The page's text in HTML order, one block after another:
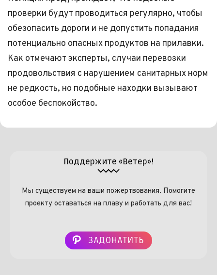
проверки будут проводиться регулярно, чтобы
обезопасить дороги и не допустить попадания
потенциально опасных продуктов на прилавки.
Как отмечают эксперты, случаи перевозки
продовольствия с нарушением санитарных норм
не редкость, но подобные находки вызывают
особое беспокойство.
Поддержите «Ветер»!
Мы существуем на ваши пожертвования. Помогите
проекту оставаться на плаву и работать для вас!
ЗАДОНАТИТЬ